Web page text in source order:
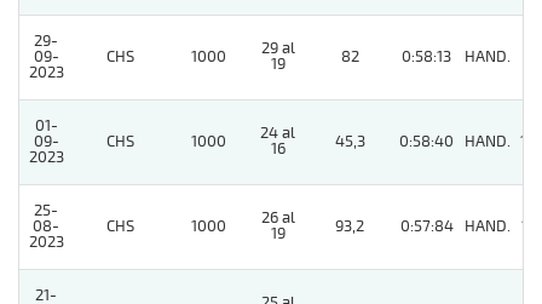
29-
09-
2023
CHS 1000
29 al
19
82 0:58:13 HAND.
01-
09-
2023
CHS 1000
24 al
16
45,3 0:58:40 HAND. 10
25-
08-
2023
CHS 1000
26 al
19
93,2 0:57:84 HAND. 13
21-